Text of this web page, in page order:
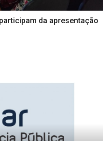
da apresentação